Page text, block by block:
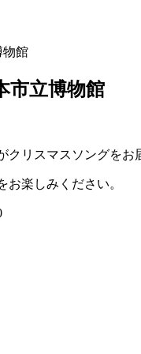
物館
市立博物館
クリスマスソングをお
楽しみください。